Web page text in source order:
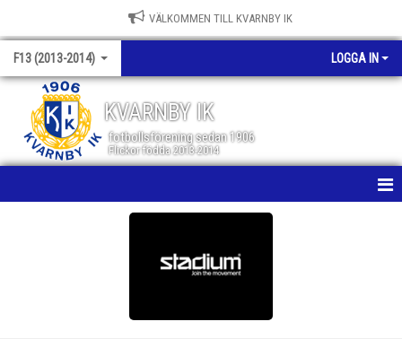
VÄLKOMMEN TILL KVARNBY IK
F13 (2013-2014) LOGGA IN
KVARNBY IK
fotbollsförening sedan 1906
Flickor födda 2013-2014